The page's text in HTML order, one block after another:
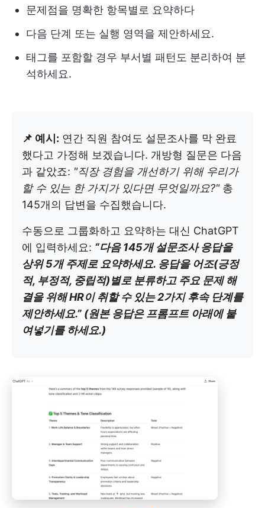
문제점을 명확한 항목별로 요약하다
다음 단계 또는 실행 영역을 제안하세요.
태그를 포함할 경우 부서별 패턴도 분리하여 분
석하세요.
📌 예시: 연간 직원 참여도 설문조사를 막 완료
했다고 가정해 보겠습니다. 개방형 질문은 다음
과 같았죠: "직장 경험을 개선하기 위해 우리가
할 수 있는 한 가지가 있다면 무엇일까요?"총
145개의 답변을 수집했습니다.
수동으로 그룹화하고 요약하는 대신 ChatGPT
에 입력하세요: “다음 145개 설문조사 응답을
상위 5개 주제로 요약하세요. 응답을 어조(긍정
적, 부정적, 중립적)별로 분류하고 주요 문제 해
결을 위해 HR이 취할 수 있는 2가지 후속 단계를
제안하세요.” (원본 응답은 프롬프트 아래에 붙
여넣기를 하세요.)